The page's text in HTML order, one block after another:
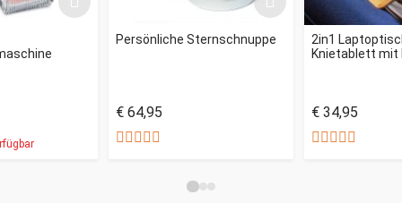
Persönliche Sternschnuppe
€ 64,95
2in1
Knietablett mit
€ 34,95